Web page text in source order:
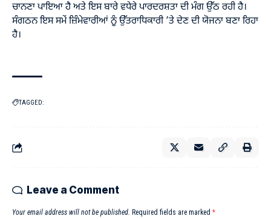
ਚਾਨਣਾ ਪਾਇਆ ਹੈ ਅਤੇ ਇਸ ਬਾਰੇ ਵਧੇਰੇ ਪਾਰਦਰਸ਼ਤਾ ਦੀ ਮੰਗ ਉੱਠ ਰਹੀ ਹੈ।
ਸੰਗਠਨ ਇਸ ਸਮੇਂ ਜ਼ਿੰਮੇਵਾਰੀਆਂ ਨੂੰ ਉੱਤਰਾਧਿਕਾਰੀ ’ਤੇ ਦੇਣ ਦੀ ਯੋਜਨਾ ਬਣਾ ਰਿਹਾ
ਹੈ।
TAGGED:
Leave a Comment
Your email address will not be published. Required fields are marked *